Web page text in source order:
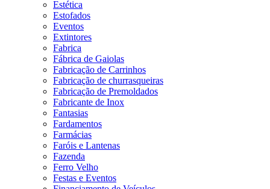
Estética
Estofados
Eventos
Extintores
Fabrica
Fábrica de Gaiolas
Fabricação de Carrinhos
Fabricação de churrasqueiras
Fabricação de Premoldados
Fabricante de Inox
Fantasias
Fardamentos
Farmácias
Faróis e Lantenas
Fazenda
Ferro Velho
Festas e Eventos